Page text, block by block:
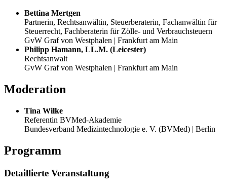
Bettina Mertgen
Partnerin, Rechtsanwältin, Steuerberaterin, Fachanwältin für
Steuerrecht, Fachberaterin für Zölle- und Verbrauchsteuern
GvW Graf von Westphalen | Frankfurt am Main
Philipp Hamann, LL.M. (Leicester)
Rechtsanwalt
GvW Graf von Westphalen | Frankfurt am Main
Moderation
Tina Wilke
Referentin BVMed-Akademie
Bundesverband Medizintechnologie e. V. (BVMed) | Berlin
Programm
Detaillierte Veranstaltung